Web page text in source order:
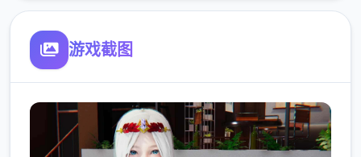
游戏截图